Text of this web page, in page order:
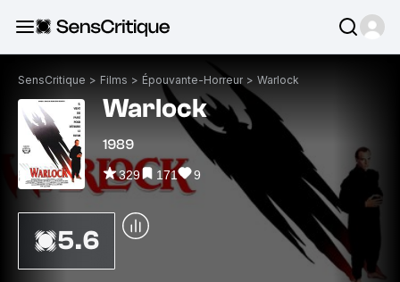
SensCritique > Films > Épouvante-Horreur > Warlock
Warlock
1989
329 171 9
5.6